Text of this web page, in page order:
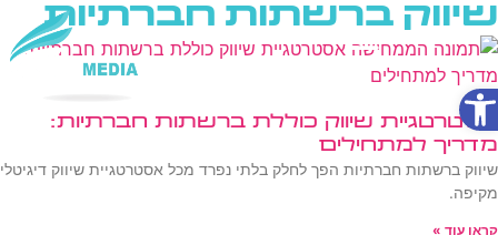
פתח סרגל נגישות
שיווק ברשתות חברתיות
אסטרטגיית שיווק כוללת ברשתות חברתיות:
מדריך למתחילים
שיווק ברשתות חברתיות הפך לחלק בלתי נפרד מכל אסטרטגיית שיווק דיגיטלי
מקיפה.
קראו עוד »